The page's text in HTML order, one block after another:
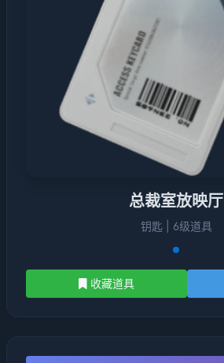
总裁室放映厅
钥匙 | 6级道具
收藏道具